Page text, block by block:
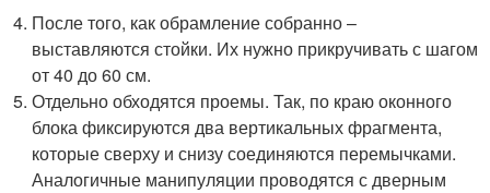
После того, как обрамление собранно –
выставляются стойки. Их нужно прикручивать с шагом
от 40 до 60 см.
Отдельно обходятся проемы. Так, по краю оконного
блока фиксируются два вертикальных фрагмента,
которые сверху и снизу соединяются перемычками.
Аналогичные манипуляции проводятся с дверным